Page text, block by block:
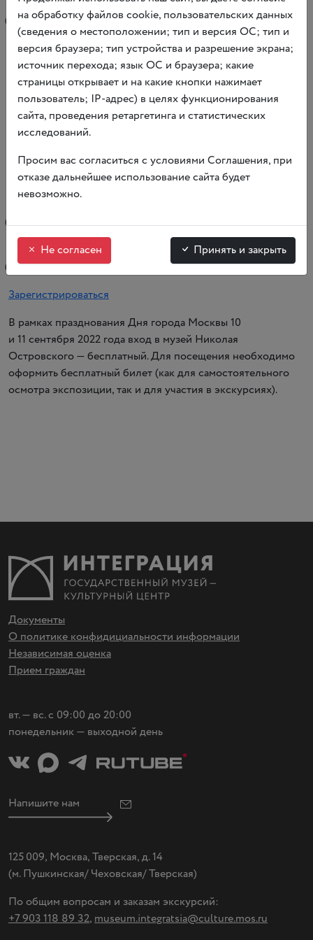
Сбор группы в фойе 1 этажа музея Николая Островского
(
Тверская, 14).
Зарегистрироваться
11 сентября в 19:00 — Пешеходная экскурсия «По следам
черного кота»
Мы предлагаем вам отправиться по следам одного
из самых известных московских привидений —
знаменитого черного кота с Тверской улицы, который, как
утверждают очевидцы, уже не первое столетие
показывается из ворот Английского клуба
(Моссовета, дома генерал-губернатора Москвы).
Сбор группы в фойе 1 этажа музея Николая Островского
(
Тверская, 14).
Зарегистрироваться
В рамках празднования Дня города Москвы 10
и 11 сентября 2022 года вход в музей Николая
Островского — бесплатный. Для посещения необходимо
оформить бесплатный билет(как для самостоятельного
осмотра экспозиции, так и для участия в экскурсиях).
Документы
О политике конфидициальности информации
Независимая оценка
Прием граждан
вт. — вс. с 09:00 до 20:00
понедельник — выходной день
Напишите нам
125 009, Москва, Тверская, д. 14
(м. Пушкинская/ Чеховская/ Тверская)
По общим вопросам и заказам экскурсий:
+7 903 118 89 32,museum.integratsia@culture.mos.ru
на обработку файлов cookie, пользовательских данных
(сведения о местоположении; тип и версия ОС; тип и
версия браузера; тип устройства и разрешение экрана;
источник перехода; язык ОС и браузера; какие
страницы открывает и на какие кнопки нажимает
пользователь; IP-адрес) в целях функционирования
сайта, проведения ретаргетинга и статистических
исследований.
Просим вас согласиться с условиями Соглашения, при
отказе дальнейшее использование сайта будет
невозможно.
Не согласен Принять и закрыть